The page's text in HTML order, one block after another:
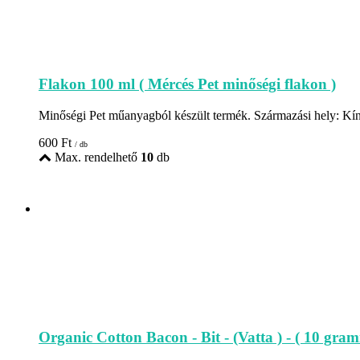
Flakon 100 ml ( Mércés Pet minőségi flakon )
Minőségi Pet műanyagból készült termék. Származási hely:
600 Ft / db
Max. rendelhető 10 db
Organic Cotton Bacon - Bit - (Vatta ) - ( 10